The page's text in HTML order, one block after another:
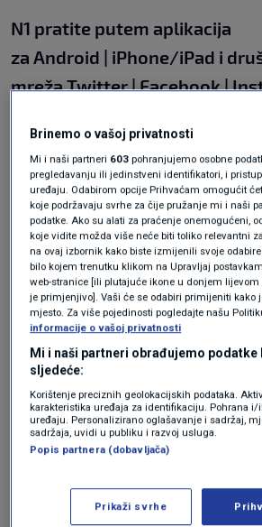
N1 pratite putem aplikacija
za Android | iPhone/iPad i
mrežaTwitter|Facebook|
Teme
DUG VELEDROGERIJAMA IVA TOMIĆ
KAKVO JE TVOJE
Pridruži se raspravi ili pročitaj
Brinemo o vašoj privatnosti
Mi i naši partneri 603 pohranjujemo osobne
pregledavanju ili jedinstveni identifikatori, i
uređaju. Odabirom opcije Prihvaćam omogućit
koje podržavaju svrhe za čije pružanje mi i naši
podatke. Ako su alati za praćenje onemogućeni,
koje vidite možda više neće biti toliko relevantni
na ovaj izbornik kako biste izmijenili svoje
bilo kojem trenutku klikom na Upravljaj
web-stranice [ili plutajuće ikone u donjem lijevom
je primjenjivo]. Vaši će se odabiri primijeniti kako
mjesto. Za više pojedinosti pogledajte našu
informacije o vašoj privatnosti
Mi i naši partneri obrađujemo
sljedeće:
Korištenje preciznih geolokacijskih podataka.
karakteristika uređaja za identifikaciju. Pohrana
uređaju. Personalizirano oglašavanje i sadržaj,
sadržaja, uvidi u publiku i razvoj usluga.
Popis partnera (dobavljača)
Prikaži svrhe